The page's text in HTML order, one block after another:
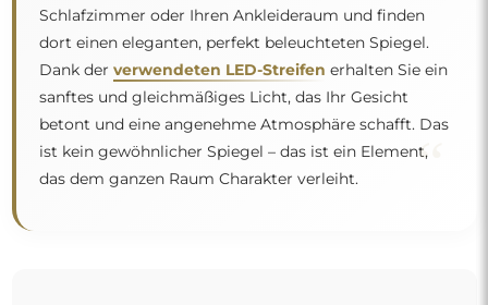
Schlafzimmer oder Ihren Ankleideraum und finden
dort einen eleganten, perfekt beleuchteten Spiegel.
Dank der verwendeten LED-Streifen erhalten Sie ein
sanftes und gleichmäßiges Licht, das Ihr Gesicht
betont und eine angenehme Atmosphäre schafft. Das
ist kein gewöhnlicher Spiegel – das ist ein Element,
das dem ganzen Raum Charakter verleiht.
“